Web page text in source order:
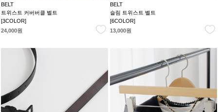
BELT
트위스트 커버버클 벨트
[3COLOR]
24,000원
BELT
슬림 트위스트 벨트
[6COLOR]
13,000원